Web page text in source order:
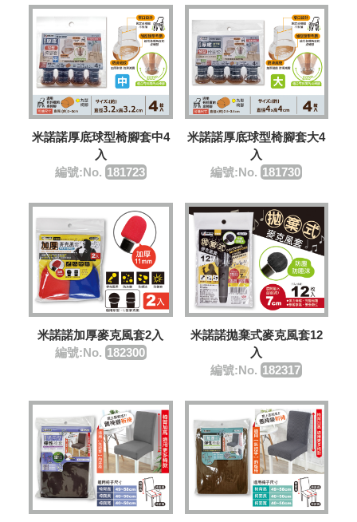
米諾諾厚底球型椅腳套中4
入
編號:No. 181723
米諾諾厚底球型椅腳套大4
入
編號:No. 181730
米諾諾加厚麥克風套2入
編號:No. 182300
米諾諾拋棄式麥克風套12
入
編號:No. 182317